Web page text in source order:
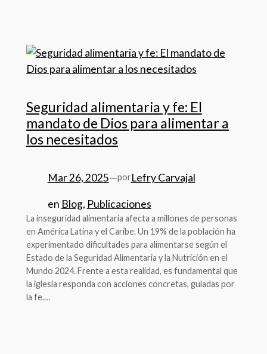
Seguridad alimentaria y fe: El
mandato de Dios para alimentar a
los necesitados
Mar 26, 2025—porLefry Carvajal
en Blog, Publicaciones
La inseguridad alimentaria afecta a millones de personas
en América Latina y el Caribe. Un 19% de la población ha
experimentado dificultades para alimentarse según el
Estado de la Seguridad Alimentaria y la Nutrición en el
Mundo 2024. Frente a esta realidad, es fundamental que
la iglesia responda con acciones concretas, guiadas por
la fe.…